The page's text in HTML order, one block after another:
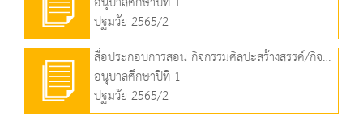
ปฐมวัย 2565/2
สื่อประกอบการสอน กิจกรรมศิลปะสร้างสรรค์/กิจกรรมเล่นตามมุม (2.06 MB)
อนุบาลศึกษาปีที่ 1
ปฐมวัย 2565/2